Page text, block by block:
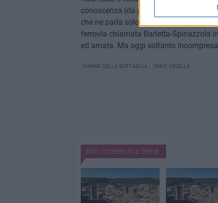
conoscenza (da parte di chiunque, dai
che ne parla solo quando si accenna
ferrovia chiamata Barletta-Spinazzola
ed amata. Ma oggi soltanto
CANNE DELLA BATTAGLIA NINO VINELLA
Altri contenuti a tema